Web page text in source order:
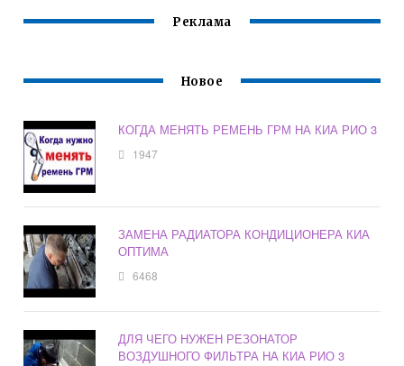
Реклама
Новое
КОГДА МЕНЯТЬ РЕМЕНЬ ГРМ НА КИА РИО 3
1947
ЗАМЕНА РАДИАТОРА КОНДИЦИОНЕРА КИА
ОПТИМА
6468
ДЛЯ ЧЕГО НУЖЕН РЕЗОНАТОР
ВОЗДУШНОГО ФИЛЬТРА НА КИА РИО 3